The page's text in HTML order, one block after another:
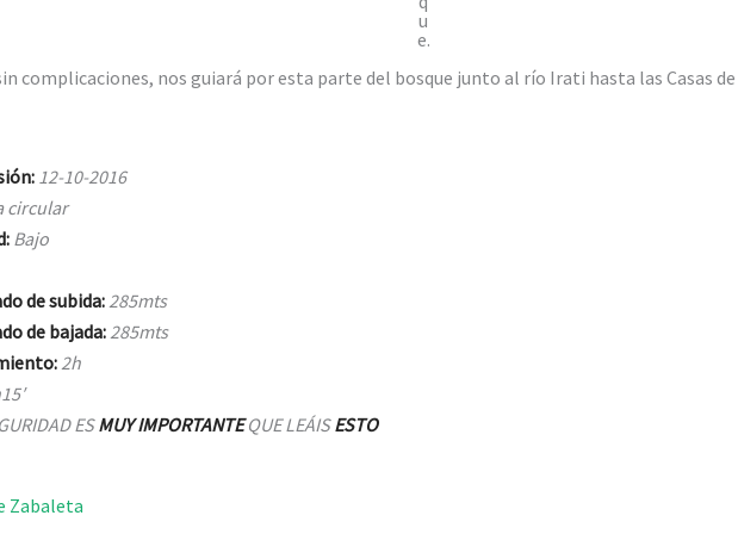
u
e.
complicaciones, nos guiará por esta parte del bosque junto al río Irati hasta las Casas
12-10-2016
circular
Bajo
de subida:285mts
de bajada:285mts
2h
ESMUY IMPORTANTEQUE LEÁISESTO